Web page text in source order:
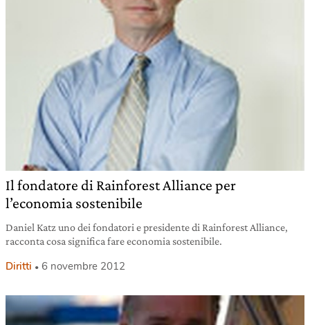
Il fondatore di Rainforest Alliance per
l’economia sostenibile
Daniel Katz uno dei fondatori e presidente di Rainforest Alliance,
racconta cosa significa fare economia sostenibile.
Diritti 6 novembre 2012